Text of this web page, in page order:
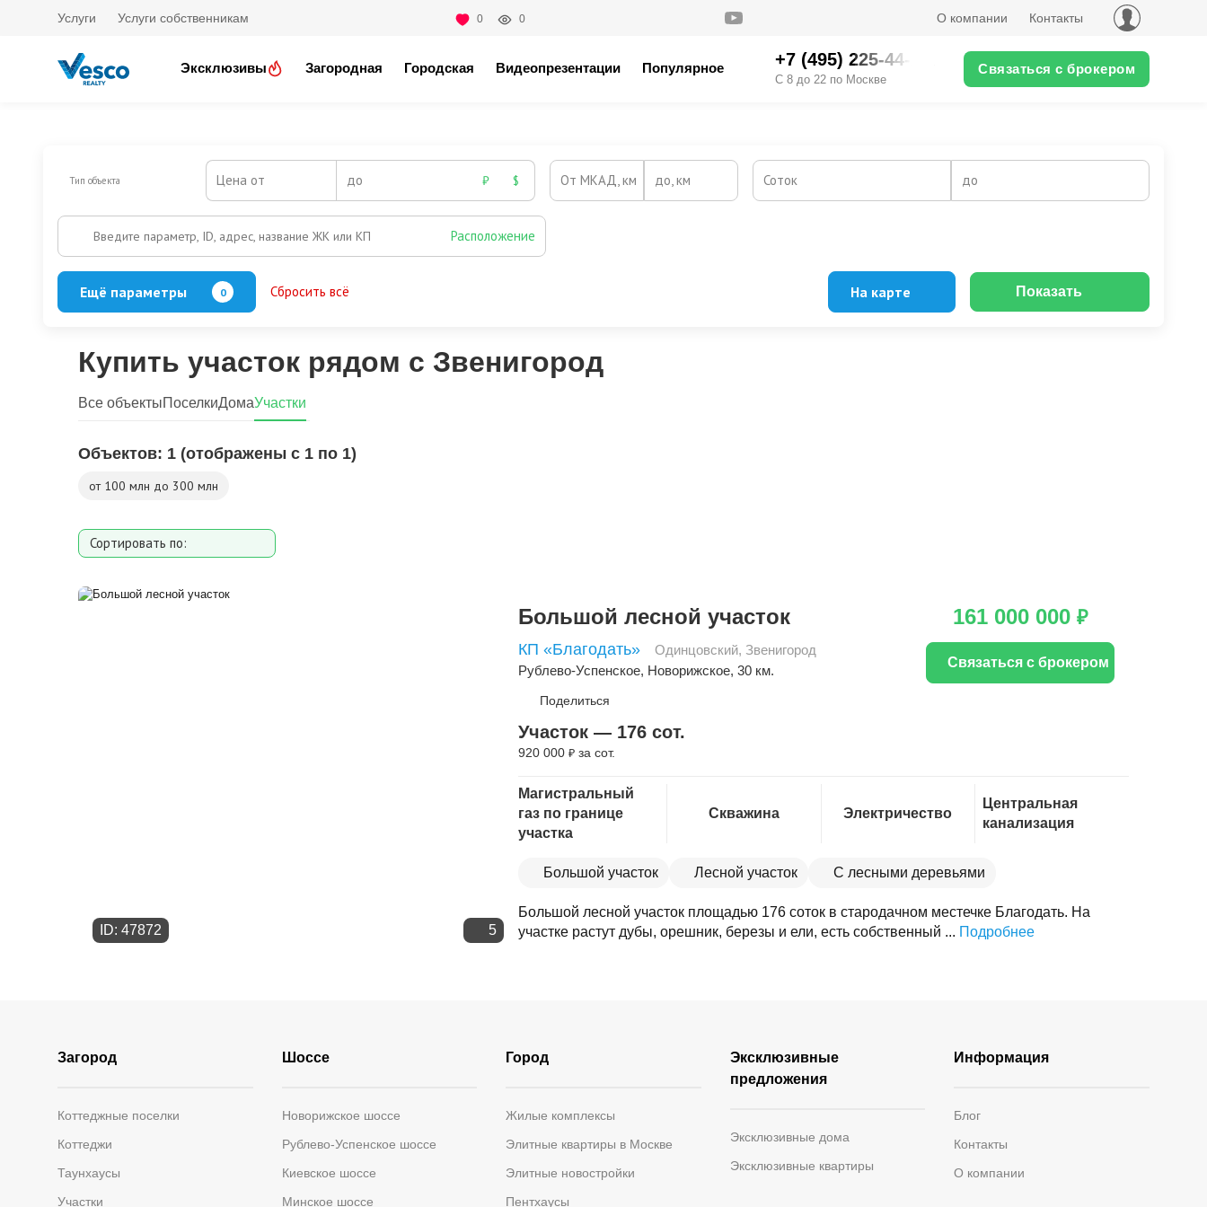
Услуги Услуги собственникам 0 0 О компании Контакты
Эксклюзивы Загородная Городская Видеопрезентации Популярное +7 (495) 225-44-XX
С 8 до 22 по Москве
Связаться с брокером
Тип объекта Цена от до ₽ $ От МКАД, км до, км Соток до
Введите параметр, ID, адрес, название ЖК или КП Расположение
Ещё параметры 0 Сбросить всё На карте Показать
Охрана
Купить участок рядом с Звенигород
Объектов: 1 (отображены с 1 по 1)
Все объектыПоселкиДомаУчастки
от 100 млн до 300 млн
Сортировать по:
Расстоянию от МКАД
ID: 47872 5
Большой лесной участок
КП «Благодать» Одинцовский, Звенигород
Рублево-Успенское, Новорижское, 30 км.
Поделиться
Участок — 176 сот.
920 000 ₽ за сот.
Магистральный
газ по границе
участка
Скважина Электричество
Центральная
канализация
Большой участок Лесной участок С лесными деревьями
Большой лесной участок площадью 176 соток в стародачном местечке Благодать. На
участке растут дубы, орешник, березы и ели, есть собственный ... Подробнее
161 000 000 ₽
Связаться с брокером
Загород
Коттеджные поселки
Коттеджи
Таунхаусы
Участки
Шоссе
Новорижское шоссе
Рублево-Успенское шоссе
Киевское шоссе
Минское шоссе
Город
Жилые комплексы
Элитные квартиры в Москве
Элитные новостройки
Пентхаусы
Эксклюзивные
предложения
Эксклюзивные дома
Эксклюзивные квартиры
Информация
Блог
Контакты
О компании